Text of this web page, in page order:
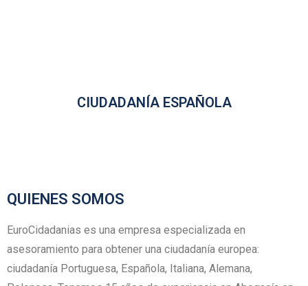
CIUDADANÍA ESPAÑOLA
QUIENES SOMOS
EuroCidadanias es una empresa especializada en
asesoramiento para obtener una ciudadanía europea:
ciudadanía Portuguesa, Española, Italiana, Alemana,